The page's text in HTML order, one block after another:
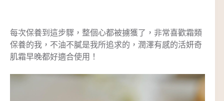
每次保養到這步驟，整個心都被擄獲了，非常喜歡霜類
保養的我，不油不膩是我所追求的，潤澤有感的活妍奇
肌霜早晚都好適合使用！